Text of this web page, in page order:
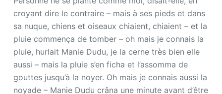
croyant dire le contraire – mais à ses pieds et dans
sa nuque, chiens et oiseaux chiaient, chiaient – et la
pluie commença de tomber – oh mais je connais la
pluie, hurlait Manie Dudu, je la cerne très bien elle
aussi – mais la pluie s’en ficha et l’assomma de
gouttes jusqu’à la noyer. Oh mais je connais aussi la
noyade – Manie Dudu crâna une minute avant d’être